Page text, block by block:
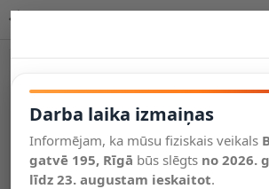
Salīdzināt
Vēlmju
saraksts
Valodas
Darba laika izmaiņas
Informējam, ka mūsu fiziskais veikals
gatvē 195, Rīgā būs slēgts no 2026.
līdz 23. augustam ieskaitot.